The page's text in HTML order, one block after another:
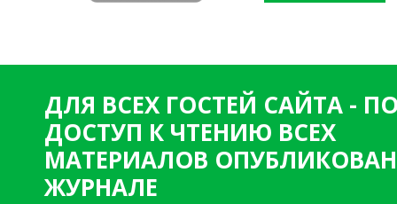
ДЛЯ ВСЕХ ГОСТЕЙ САЙТА -
ДОСТУП К ЧТЕНИЮ ВСЕХ
МАТЕРИАЛОВ
ЖУРНАЛЕ